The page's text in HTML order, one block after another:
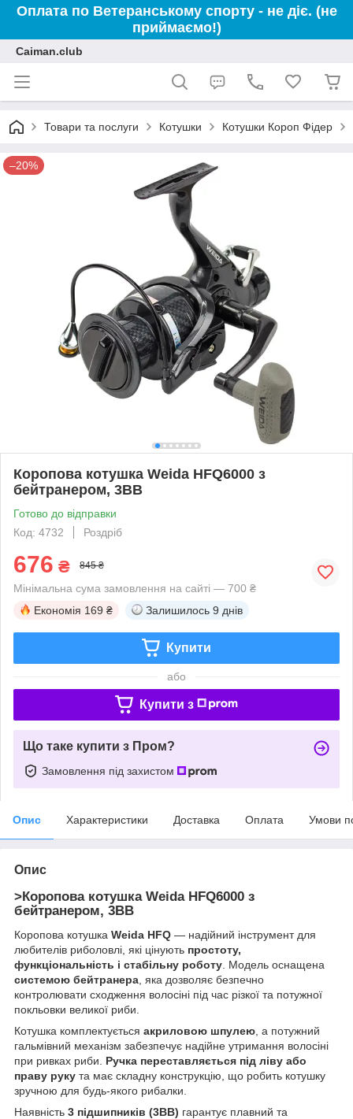
Оплата по Ветеранському спорту - не діє. (не
приймаємо!)
Caiman.club
Товари та послуги Котушки Котушки Короп Фідер
–20%
Коропова котушка Weida HFQ6000 з
бейтранером, 3BB
Готово до відправки
Код: 4732
Роздріб
676 ₴ 845 ₴
Мінімальна сума замовлення на сайті — 700 ₴
Економія 169 ₴ Залишилось 9 днів
Купити
або
Купити з
Що таке купити з Пром?
Замовлення під захистом
Опис Характеристики Доставка Оплата Умови
Опис
>Коропова котушка Weida HFQ6000 з
бейтранером, 3BB
Коропова котушка Weida HFQ — надійний інструмент для
любителів риболовлі, які цінують простоту,
функціональність і стабільну роботу . Модель оснащена
системою бейтранера , яка дозволяє безпечно
контролювати сходження волосіні під час різкої та потужної
покльовки великої риби.
Котушка комплектується акриловою шпулею , а потужний
гальмівний механізм забезпечує надійне утримання волосіні
при ривках риби. Ручка переставляється під ліву або
праву руку та має складну конструкцію, що робить котушку
зручною для будь-якого рибалки.
Наявність 3 підшипників (3BB) гарантує плавний та